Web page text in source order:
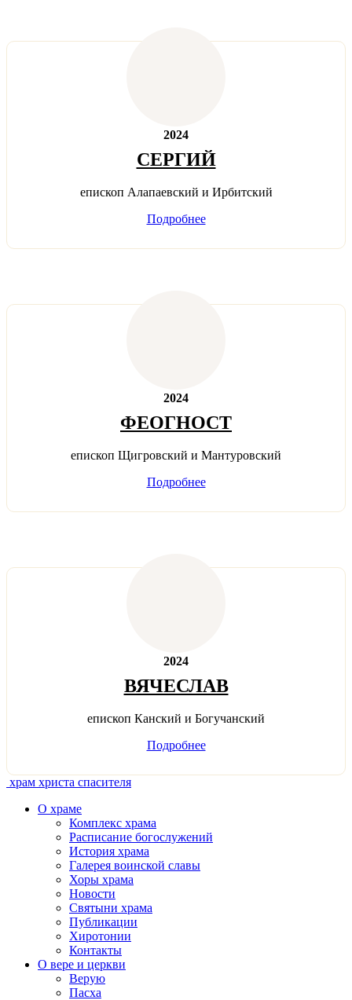
2024
СЕРГИЙ
епископ Алапаевский и Ирбитский
Подробнее
2024
ФЕОГНОСТ
епископ Щигровский и Мантуровский
Подробнее
2024
ВЯЧЕСЛАВ
епископ Канский и Богучанский
Подробнее
храм христа спасителя
О храме
Комплекс храма
Расписание богослужений
История храма
Галерея воинской славы
Хоры храма
Новости
Святыни храма
Публикации
Хиротонии
Контакты
О вере и церкви
Верую
Пасха